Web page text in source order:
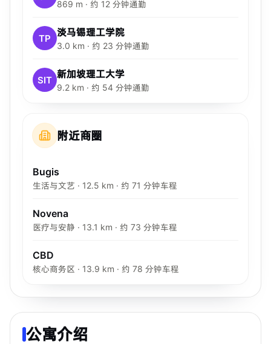
869 m · 约 12 分钟通勤
TP 淡马锡理工学院
3.0 km · 约 23 分钟通勤
SIT 新加坡理工大学
9.2 km · 约 54 分钟通勤
附近商圈
Bugis
生活与文艺 · 12.5 km · 约 71 分钟车程
Novena
医疗与安静 · 13.1 km · 约 73 分钟车程
CBD
核心商务区 · 13.9 km · 约 78 分钟车程
公寓介绍